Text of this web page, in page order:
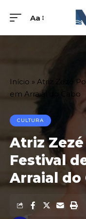
Aa
Início » Atriz Zezé
em Arraial do Cabo
CULTURA
Atriz
Festival
Arraial do